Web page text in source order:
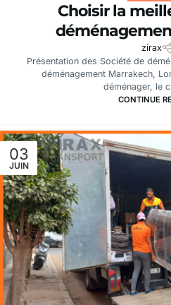
Choisir la
zirax
Présentation des Société de
déménagement Marrakech,
déménager, le
CONTINUE
03
JUIN